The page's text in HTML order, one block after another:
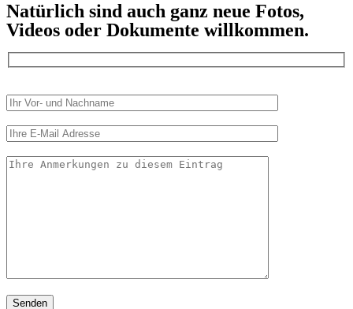
Natürlich sind auch ganz neue Fotos,
Videos oder Dokumente willkommen.